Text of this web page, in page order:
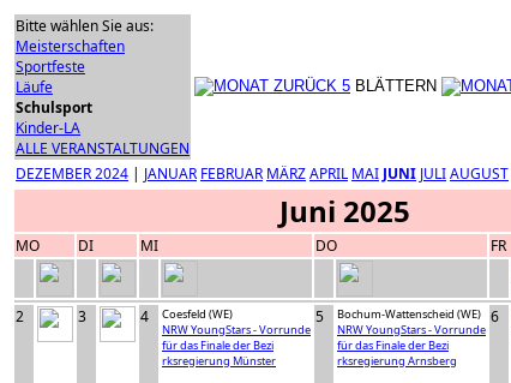
Bitte wählen Sie aus:
Meisterschaften
Sportfeste
Läufe
Schulsport
Kinder-LA
ALLE VERANSTALTUNGEN
BLÄTTERN
DEZEMBER 2024 | JANUAR FEBRUAR MÄRZAPRIL MAI JUNI JULIAUGUST
Juni 2025
MO DI MI DO FR
2 3 4
Coesfeld (WE)
NRW YoungStars - Vorrunde
für das Finale der Bezi
rksregierung Münster
5
Bochum-Wattenscheid (WE)
NRW YoungStars - Vorrunde
für das Finale der Bezi
rksregierung Arnsberg
6